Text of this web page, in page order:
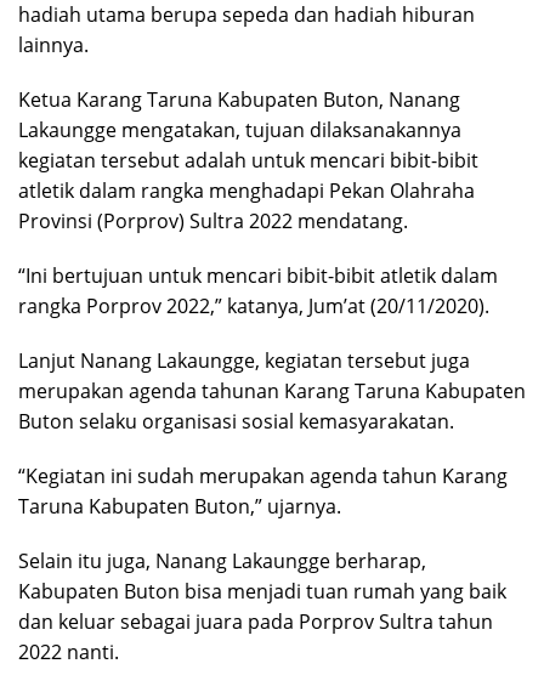
hadiah utama berupa sepeda dan hadiah hiburan
lainnya.
Ketua Karang Taruna Kabupaten Buton, Nanang
Lakaungge mengatakan, tujuan dilaksanakannya
kegiatan tersebut adalah untuk mencari bibit-bibit
atletik dalam rangka menghadapi Pekan Olahraha
Provinsi (Porprov) Sultra 2022 mendatang.
“Ini bertujuan untuk mencari bibit-bibit atletik dalam
rangka Porprov 2022,” katanya, Jum’at (20/11/2020).
Lanjut Nanang Lakaungge, kegiatan tersebut juga
merupakan agenda tahunan Karang Taruna Kabupaten
Buton selaku organisasi sosial kemasyarakatan.
“Kegiatan ini sudah merupakan agenda tahun Karang
Taruna Kabupaten Buton,” ujarnya.
Selain itu juga, Nanang Lakaungge berharap,
Kabupaten Buton bisa menjadi tuan rumah yang baik
dan keluar sebagai juara pada Porprov Sultra tahun
2022 nanti.